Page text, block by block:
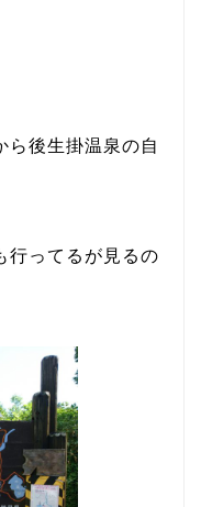
ら後生掛温泉の自
行ってるが見るの